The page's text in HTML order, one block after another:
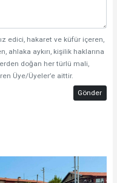
edici, hakaret ve küfür içeren,
ahlaka aykırı, kişilik haklarına
doğan her türlü mali,
Üye/Üyeler’e aittir.
Gönder